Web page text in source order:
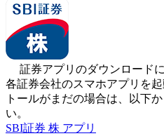
証券アプリのダウンロード
各証券会社のスマホアプリを
トールがまだの場合は、以下
い。
SBI証券 株 アプリ